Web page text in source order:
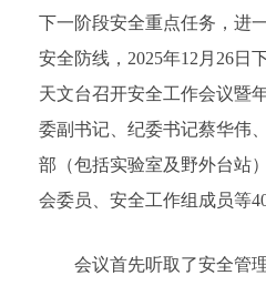
下一阶段安全重点任务，进
安全防线，2025年12月26日
天文台召开安全工作会议暨
委副书记、纪委书记蔡华伟
部（包括实验室及野外台站
会委员、安全工作组成员等
会议首先听取了安全管